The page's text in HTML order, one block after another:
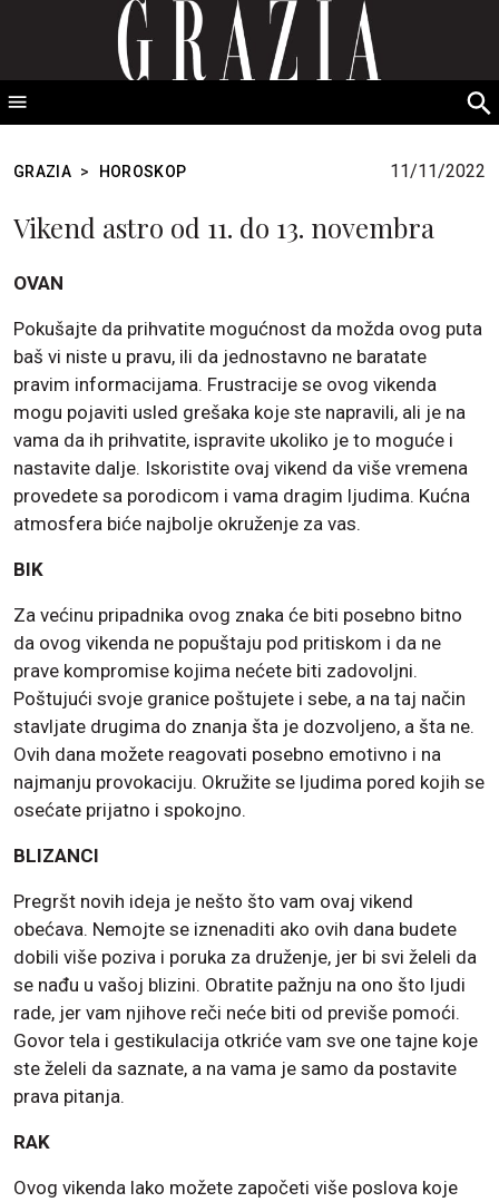
GRAZIA Srbija
GRAZIA > HOROSKOP 11/11/2022
Vikend astro od 11. do 13. novembra
OVAN
Pokušajte da prihvatite mogućnost da možda ovog puta
baš vi niste u pravu, ili da jednostavno ne baratate
pravim informacijama. Frustracije se ovog vikenda
mogu pojaviti usled grešaka koje ste napravili, ali je na
vama da ih prihvatite, ispravite ukoliko je to moguće i
nastavite dalje. Iskoristite ovaj vikend da više vremena
provedete sa porodicom i vama dragim ljudima. Kućna
atmosfera biće najbolje okruženje za vas.
BIK
Za većinu pripadnika ovog znaka će biti posebno bitno
da ovog vikenda ne popuštaju pod pritiskom i da ne
prave kompromise kojima nećete biti zadovoljni.
Poštujući svoje granice poštujete i sebe, a na taj način
stavljate drugima do znanja šta je dozvoljeno, a šta ne.
Ovih dana možete reagovati posebno emotivno i na
najmanju provokaciju. Okružite se ljudima pored kojih se
osećate prijatno i spokojno.
BLIZANCI
Pregršt novih ideja je nešto što vam ovaj vikend
obećava. Nemojte se iznenaditi ako ovih dana budete
dobili više poziva i poruka za druženje, jer bi svi želeli da
se nađu u vašoj blizini. Obratite pažnju na ono što ljudi
rade, jer vam njihove reči neće biti od previše pomoći.
Govor tela i gestikulacija otkriće vam sve one tajne koje
ste želeli da saznate, a na vama je samo da postavite
prava pitanja.
RAK
Ovog vikenda lako možete započeti više poslova koje